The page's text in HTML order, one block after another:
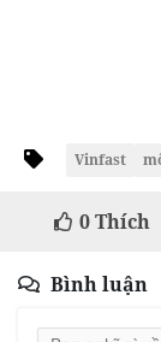
Vinfast
0Thích
Bình luận